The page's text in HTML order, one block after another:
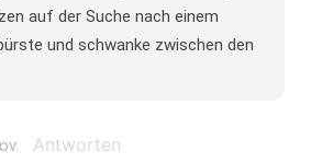
auf der Suche nach einem
und schwanke zwischen den
Antworten